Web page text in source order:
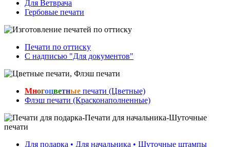
Для Ветврача
Гербовые печати
Печати по оттиску
С надписью "Для документов"
Многоцветные печати (Цветные)
Флэш печати (Красконаполненные)
Для подарка • Для начальника • Шуточные штампы